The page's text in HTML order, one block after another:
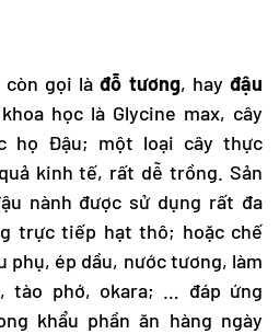
còn gọi làđỗ tương, hayđậu
học là Glycine max, cây
họ Đậu; một loại cây thực
kinh tế, rất dễ trồng. Sản
nành được sử dụng rất đa
trực tiếp hạt thô; hoặc chế
phụ, ép dầu, nước tương, làm
tào phớ, okara; … đáp ứng
khẩu phần ăn hàng ngày